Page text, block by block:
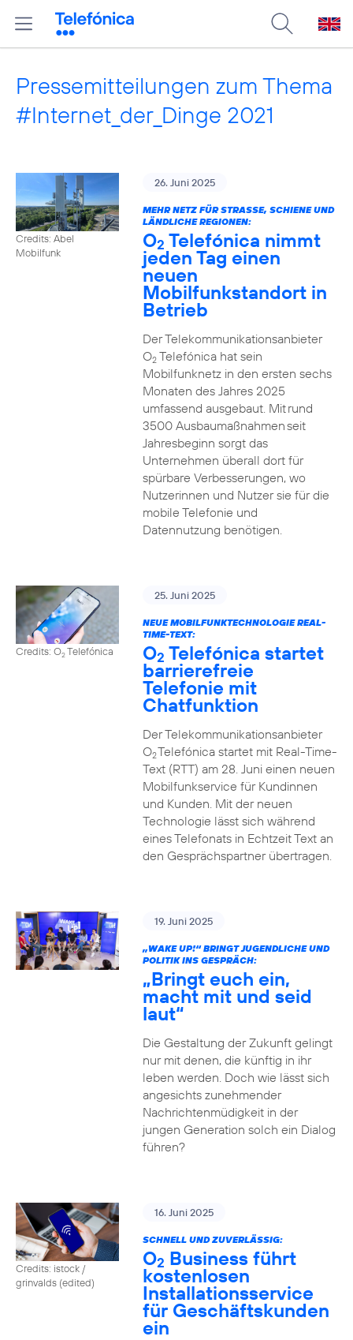
Pressemitteilungen zum Thema
#Internet_der_Dinge 2021
Credits: Abel
Mobilfunk
26. Juni 2025
MEHR NETZ FÜR STRASSE, SCHIENE UND L
ÄNDLICHE REGIONEN:
O2 Telefónica nimmt
jeden Tag einen
neuen
Mobilfunkstandort in
Betrieb
Der Telekommunikationsanbieter
O2Telefónica hat sein
Mobilfunknetz in den ersten sechs
Monaten des Jahres 2025
umfassend ausgebaut. Mit rund
3500 Ausbaumaßnahmen seit
Jahresbeginn sorgt das
Unternehmen überall dort für
spürbare Verbesserungen, wo
Nutzerinnen und Nutzer sie für die
mobile Telefonie und
Datennutzung benötigen.
Credits: O2Telefónica
25. Juni 2025
NEUE MOBILFUNKTECHNOLOGIE REAL-
TIME-TEXT:
O2 Telefónica startet
barrierefreie
Telefonie mit
Chatfunktion
Der Telekommunikationsanbieter
O2Telefónica startet mit Real-Time-
Text (RTT) am 28. Juni einen neuen
Mobilfunkservice für Kundinnen
und Kunden. Mit der neuen
Technologie lässt sich während
eines Telefonats in Echtzeit Text an
den Gesprächspartner übertragen.
19. Juni 2025
„WAKE UP!“ BRINGT JUGENDLICHE UND
POLITIK INS GESPRÄCH:
„Bringt euch ein,
macht mit und seid
laut“
Die Gestaltung der Zukunft gelingt
nur mit denen, die künftig in ihr
leben werden. Doch wie lässt sich
angesichts zunehmender
Nachrichtenmüdigkeit in der
jungen Generation solch ein Dialog
führen?
Credits: istock /
grinvalds (edited)
16. Juni 2025
SCHNELL UND ZUVERLÄSSIG:
O2 Business führt
kostenlosen
Installationsservice
für Geschäftskunden
ein